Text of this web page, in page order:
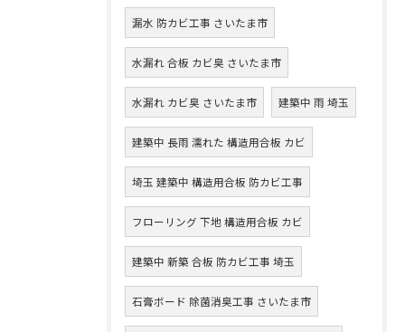
漏水 防カビ工事 さいたま市
水漏れ 合板 カビ臭 さいたま市
水漏れ カビ臭 さいたま市 建築中 雨 埼玉
建築中 長雨 濡れた 構造用合板 カビ
埼玉 建築中 構造用合板 防カビ工事
フローリング 下地 構造用合板 カビ
建築中 新築 合板 防カビ工事 埼玉
石膏ボード 除菌消臭工事 さいたま市